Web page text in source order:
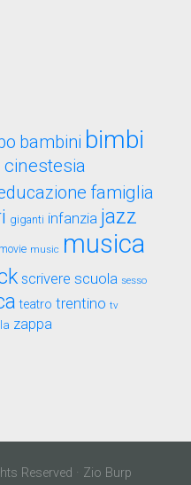
bambini bimbi
cinestesia
famiglia
giganti infanzia jazz
movie music musica
scrivere scuola sesso
teatro trentino tv
zappa
Reserved · Zio Burp